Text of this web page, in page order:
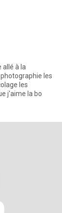
allé à la
les
les
j'aime la bo